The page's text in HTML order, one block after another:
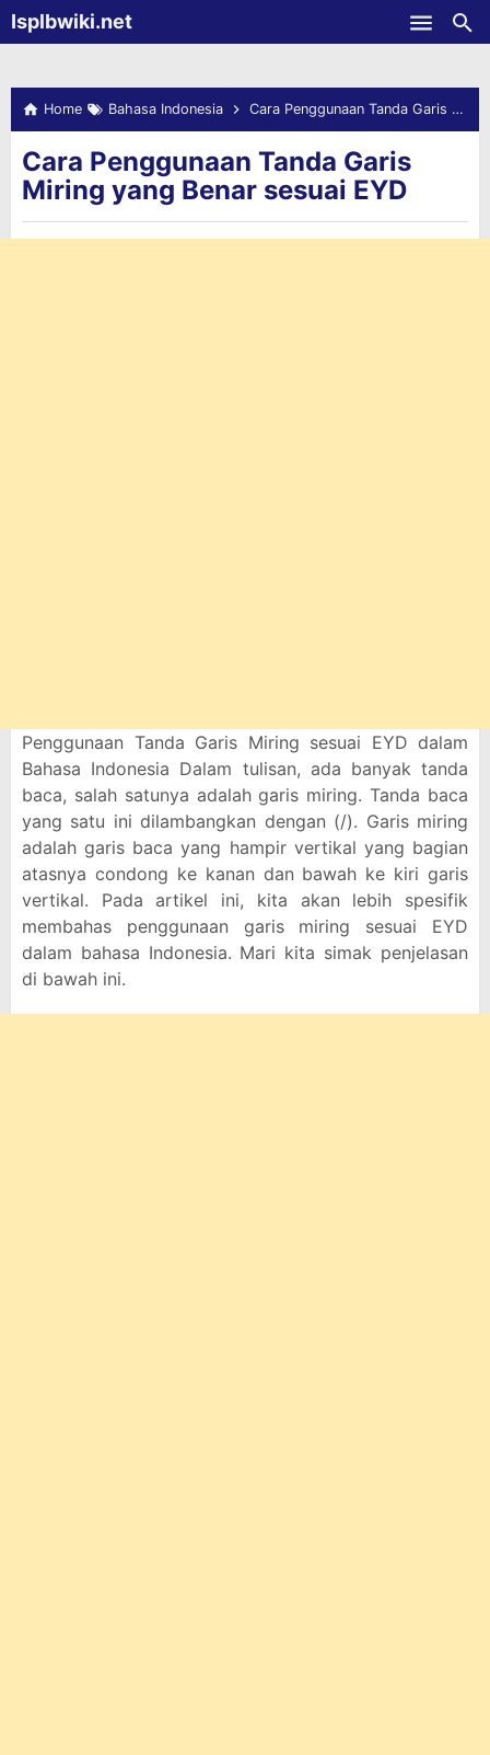
-->Isplbwiki.net
Home Bahasa Indonesia Cara Penggunaan Tanda Garis Miring yang Benar sesuai EYD
Cara Penggunaan Tanda Garis
Miring yang Benar sesuai EYD
Penggunaan Tanda Garis Miring sesuai EYD dalam
Bahasa Indonesia Dalam tulisan, ada banyak tanda
baca, salah satunya adalah garis miring. Tanda baca
yang satu ini dilambangkan dengan (/). Garis miring
adalah garis baca yang hampir vertikal yang bagian
atasnya condong ke kanan dan bawah ke kiri garis
vertikal. Pada artikel ini, kita akan lebih spesifik
membahas penggunaan garis miring sesuai EYD
dalam bahasa Indonesia. Mari kita simak penjelasan
di bawah ini.